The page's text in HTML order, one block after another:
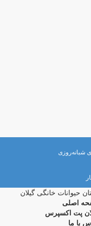
شبانه‌روزی
اصلی
پت اکسپرس
با ما